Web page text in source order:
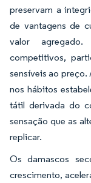
preservam a
de vantagens de
valor
competitivos,
sensíveis ao preço.
nos hábitos
tátil derivada do
sensação que as
replicar.
Os damascos
crescimento,